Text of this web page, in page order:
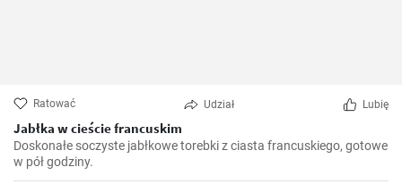
Ratować Udział Lubię
Jabłka w cieście francuskim
Doskonałe soczyste jabłkowe torebki z ciasta francuskiego, gotowe
w pół godziny.